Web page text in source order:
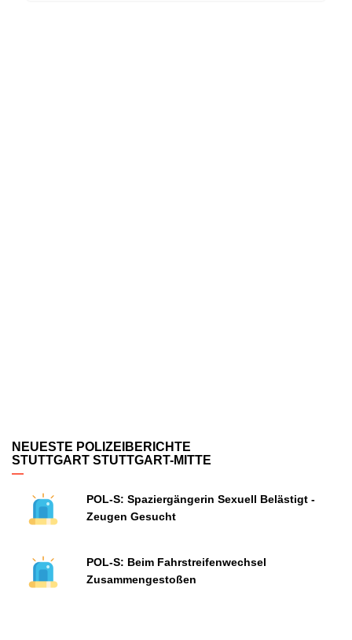
NEUESTE POLIZEIBERICHTE
STUTTGART STUTTGART-MITTE
POL-S: Spaziergängerin Sexuell Belästigt -
Zeugen Gesucht
POL-S: Beim Fahrstreifenwechsel
Zusammengestoßen